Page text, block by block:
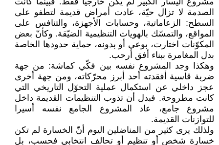
الصدمة لا تزال حيّة، عادت أمراض قديمة لتطفو على
السطح: الزعاماتية، وحسابات الأجهزة، والتنافس على
المواقع، والتمسّك بالهويات التنظيمية الضيّقة. وكأنّ بعض
المكوّنات اختارت، بوعي أو بدونه، حماية حدودها الخاصة
بدل المغامرة ببناء أفق أرحب.
وهكذا وجد المشروع نفسه بين فكّي كماشة: من جهة
ضربة قاسية أفقدته أحد أبرز محرّكاته، ومن جهة أخرى
عجز داخلي عن استكمال عملية التحوّل التاريخي التي
كانت مطروحة. فبدل أن تذوب التنظيمات القديمة داخل
مشروع جامع، عاد المشروع الجامع نفسه أسيرا
للتوازنات القديمة.
ولذلك يرى كثير من المناضلين اليوم أنّ الخسارة لم تكن
خسارة شخص أو تنظيم أو تحالف انتخابي فحسب، بل